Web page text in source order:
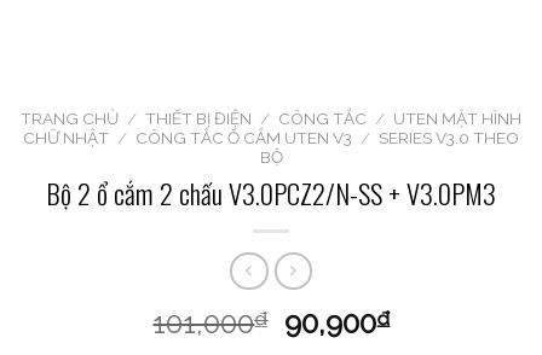
TRANG CHỦ / THIẾT BỊ ĐIỆN / CÔNG TẮC / UTEN MẶT HÌNH
CHỮ NHẬT / CÔNG TẮC Ổ CẮM UTEN V3 / SERIES V3.0 THEO
BỘ
Bộ 2 ổ cắm 2 chấu V3.0PCZ2/N-SS + V3.0PM3
101,000₫ 90,900₫